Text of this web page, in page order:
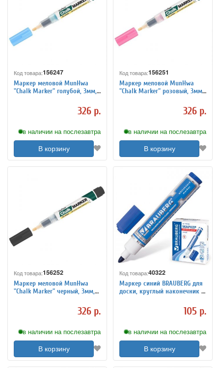
Код товара:156247
Маркер меловой MunHwa
"Chalk Marker" голубой, 3мм,
326 р.
в наличии на послезавтра
В корзину
Код товара:156251
Маркер меловой MunHwa
"Chalk Marker" розовый, 3мм,
326 р.
в наличии на послезавтра
В корзину
Код товара:156252
Маркер меловой MunHwa
"Chalk Marker" черный, 3мм,
326 р.
в наличии на послезавтра
В корзину
Код товара:40322
Маркер синий BRAUBERG для
доски, круглый наконечник 5
105 р.
в наличии на послезавтра
В корзину